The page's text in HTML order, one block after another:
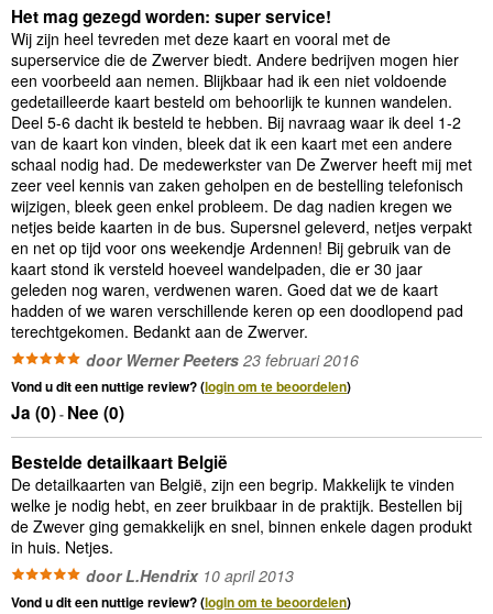
Het mag gezegd worden: super service!
Wij zijn heel tevreden met deze kaart en vooral met de
superservice die de Zwerver biedt. Andere bedrijven mogen hier
een voorbeeld aan nemen. Blijkbaar had ik een niet voldoende
gedetailleerde kaart besteld om behoorlijk te kunnen wandelen.
Deel 5-6 dacht ik besteld te hebben. Bij navraag waar ik deel 1-2
van de kaart kon vinden, bleek dat ik een kaart met een andere
schaal nodig had. De medewerkster van De Zwerver heeft mij met
zeer veel kennis van zaken geholpen en de bestelling telefonisch
wijzigen, bleek geen enkel probleem. De dag nadien kregen we
netjes beide kaarten in de bus. Supersnel geleverd, netjes verpakt
en net op tijd voor ons weekendje Ardennen! Bij gebruik van de
kaart stond ik versteld hoeveel wandelpaden, die er 30 jaar
geleden nog waren, verdwenen waren. Goed dat we de kaart
hadden of we waren verschillende keren op een doodlopend pad
terechtgekomen. Bedankt aan de Zwerver.
door Werner Peeters 23 februari 2016
Vond u dit een nuttige review? (login om te beoordelen)
Ja (0)- Nee (0)
Bestelde detailkaart België
De detailkaarten van België, zijn een begrip. Makkelijk te vinden
welke je nodig hebt, en zeer bruikbaar in de praktijk. Bestellen bij
de Zwever ging gemakkelijk en snel, binnen enkele dagen produkt
in huis. Netjes.
door L.Hendrix10 april 2013
Vond u dit een nuttige review? (login om te beoordelen)